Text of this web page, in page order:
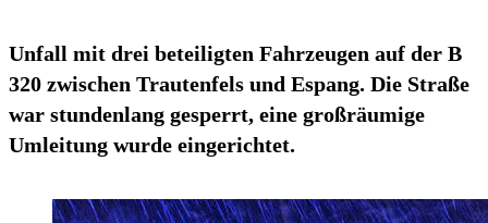
Unfall mit drei beteiligten Fahrzeugen auf der B
320 zwischen Trautenfels und Espang. Die Straße
war stundenlang gesperrt, eine großräumige
Umleitung wurde eingerichtet.